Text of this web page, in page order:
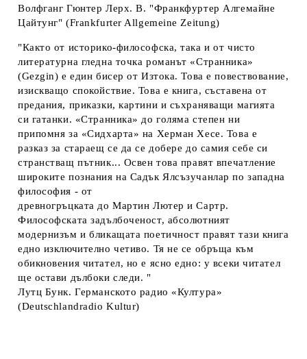
Волфганг Гюнтер Лерх. В. "Франкфуртер Алгемайне
Цайтунг" (Frankfurter Allgemeine Zeitung)
"Както от историко-философска, така и от чисто
литературна гледна точка романът «Странника»
(Gezgin) е един бисер от Изтока. Това е повествование,
изискващо спокойствие. Това е книга, съставена от
предания, приказки, картини и съхраняващи магията
си гатанки. «Странника» до голяма степен ни
припомня за «Сидхарта» на Херман Хесе. Това е
разказ за стараещ се да се добере до самия себе си
странстващ пътник... Освен това правят впечатление
широките познания на Садък Ялсъзучанлар по западна
философия - от
древногръцката до Мартин Лютер и Сартр.
Философската задълбоченост, абсолютният
модернизъм и бликащата поетичност правят тази книга
едно изключително четиво. Тя не се обръща към
обикновения читател, но е ясно едно: у всеки читател
ще остави дълбоки следи. "
Лутц Бунк. Германското радио «Култура»
(Deutschlandradio Kultur)